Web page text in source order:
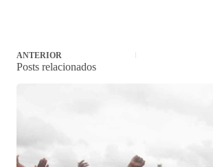
ANTERIOR
Posts relacionados